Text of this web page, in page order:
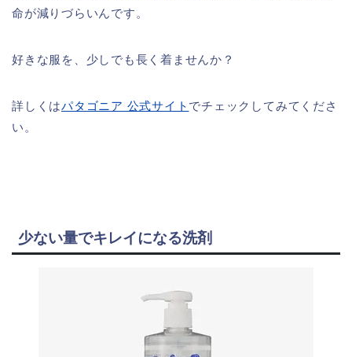
命が減りづらいんです。
好きな服を、少しでも長く着ませんか？
詳しくはパタゴニア 公式サイト でチェックしてみてくださ
い。
少ない量でキレイになる洗剤